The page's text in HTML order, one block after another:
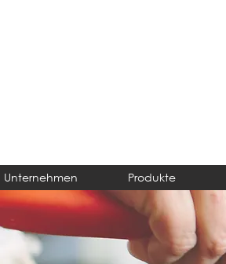
Unternehmen Produkte